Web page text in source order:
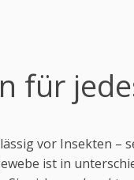
für
vor Insekten –
ist in